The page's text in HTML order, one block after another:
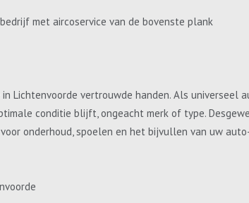
met aircoservice van de bovenste plank
Lichtenvoorde vertrouwde handen. Als
conditie blijft, ongeacht merk of type.
onderhoud, spoelen en het bijvullen van uw